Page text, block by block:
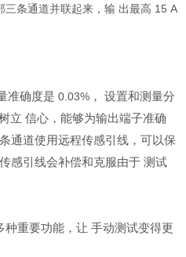
三条通道并联起来，输 出最高 15 A
准确度是 0.03% ， 设置和测量分
立 信心，能够为输出端子准确
通道使用远程传感引线，可以保
感引线会补偿和克服由于 测试
种重要功能，让 手动测试变得更